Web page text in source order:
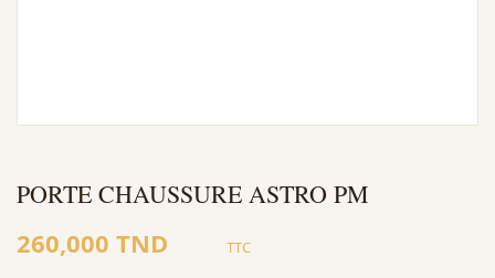
PORTE CHAUSSURE ASTRO PM
260,000 TND TTC